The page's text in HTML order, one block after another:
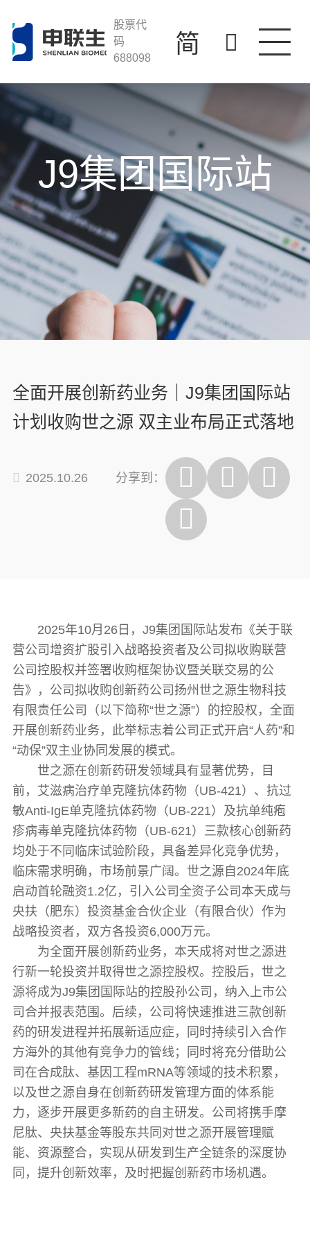
股票代
码
688098
投资者关系
人才发展
联系我们
简
J9集团国际站
全面开展创新药业务｜J9集团国际站
计划收购世之源 双主业布局正式落地
2025.10.26 分享到：
2025年10月26日，J9集团国际站发布《关于联
营公司增资扩股引入战略投资者及公司拟收购联营
公司控股权并签署收购框架协议暨关联交易的公
告》，公司拟收购创新药公司扬州世之源生物科技
有限责任公司（以下简称“世之源”）的控股权，全面
开展创新药业务，此举标志着公司正式开启“人药”和
“动保”双主业协同发展的模式。
世之源在创新药研发领域具有显著优势，目
前，艾滋病治疗单克隆抗体药物（UB-421）、抗过
敏Anti-IgE单克隆抗体药物（UB-221）及抗单纯疱
疹病毒单克隆抗体药物（UB-621）三款核心创新药
均处于不同临床试验阶段，具备差异化竞争优势，
临床需求明确，市场前景广阔。世之源自2024年底
启动首轮融资1.2亿，引入公司全资子公司本天成与
央扶（肥东）投资基金合伙企业（有限合伙）作为
战略投资者，双方各投资6,000万元。
为全面开展创新药业务，本天成将对世之源进
行新一轮投资并取得世之源控股权。控股后，世之
源将成为J9集团国际站的控股孙公司，纳入上市公
司合并报表范围。后续，公司将快速推进三款创新
药的研发进程并拓展新适应症，同时持续引入合作
方海外的其他有竞争力的管线；同时将充分借助公
司在合成肽、基因工程mRNA等领域的技术积累，
以及世之源自身在创新药研发管理方面的体系能
力，逐步开展更多新药的自主研发。公司将携手摩
尼肽、央扶基金等股东共同对世之源开展管理赋
能、资源整合，实现从研发到生产全链条的深度协
同，提升创新效率，及时把握创新药市场机遇。